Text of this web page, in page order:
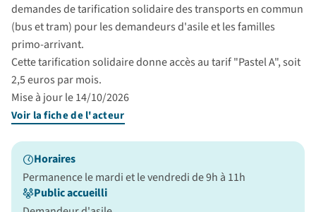
demandes de tarification solidaire des transports en commun
(bus et tram) pour les demandeurs d'asile et les familles
primo-arrivant.
Cette tarification solidaire donne accès au tarif "Pastel A", soit
2,5 euros par mois.
Mise à jour le 14/10/2026
Voir la fiche de l'acteur
Horaires
Permanence le mardi et le vendredi de 9h à 11h
Public accueilli